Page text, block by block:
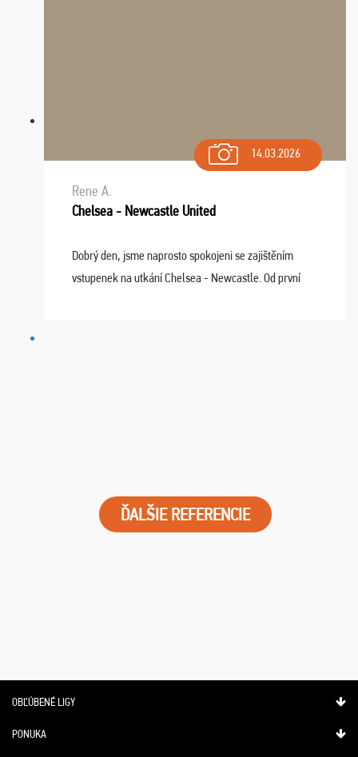
14.03.2026
Rene A.
Chelsea - Newcastle United
Dobrý den, jsme naprosto spokojeni se zajištěním
vstupenek na utkání Chelsea - Newcastle. Od první
ĎALŠIE REFERENCIE
OBĽÚBENÉ LIGY
PONUKA